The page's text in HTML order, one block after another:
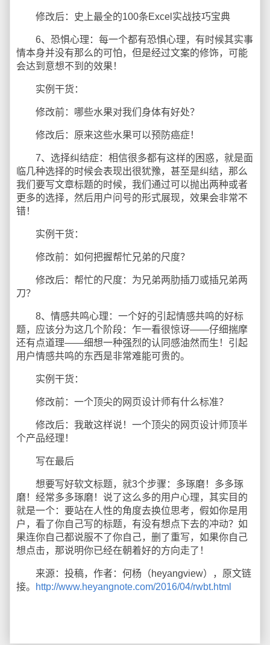
修改后：史上最全的100条Excel实战技巧宝典
6、恐惧心理：每一个都有恐惧心理，有时候其实事
情本身并没有那么的可怕，但是经过文案的修饰，可能
会达到意想不到的效果！
实例干货：
修改前：哪些水果对我们身体有好处？
修改后：原来这些水果可以预防癌症！
7、选择纠结症：相信很多都有这样的困惑，就是面
临几种选择的时候会表现出很犹豫，甚至是纠结，那么
我们要写文章标题的时候，我们通过可以抛出两种或者
更多的选择，然后用户问号的形式展现，效果会非常不
错！
实例干货：
修改前：如何把握帮忙兄弟的尺度？
修改后：帮忙的尺度：为兄弟两肋插刀或插兄弟两
刀？
8、情感共鸣心理：一个好的引起情感共鸣的好标
题，应该分为这几个阶段：乍一看很惊讶——仔细揣摩
还有点道理——细想一种强烈的认同感油然而生！引起
用户情感共鸣的东西是非常难能可贵的。
实例干货：
修改前：一个顶尖的网页设计师有什么标准？
修改后：我敢这样说！一个顶尖的网页设计师顶半
个产品经理！
写在最后
想要写好软文标题，就3个步骤：多琢磨！多多琢
磨！经常多多琢磨！说了这么多的用户心理，其实目的
就是一个：要站在人性的角度去换位思考，假如你是用
户，看了你自己写的标题，有没有想点下去的冲动？如
果连你自己都说服不了你自己，删了重写，如果你自己
想点击，那说明你已经在朝着好的方向走了！
来源：投稿，作者：何杨（heyangview），原文链
接。
http://www.heyangnote.com/2016/04/rwbt.html